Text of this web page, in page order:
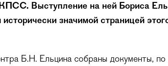
Выступление на ней Бориса
значимой страницей
Б.Н. Ельцина собраны документы,